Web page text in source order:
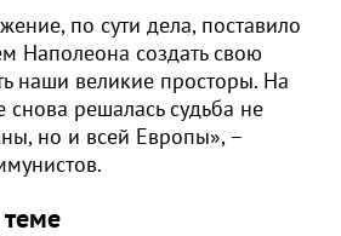
по сути дела, поставило
Наполеона создать свою
наши великие просторы. На
решалась судьба не
но и всей Европы», –